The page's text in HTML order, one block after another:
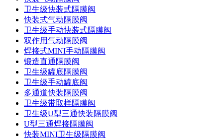
卫生级快装式隔膜阀
快装式气动隔膜阀
卫生级手动快装式隔膜阀
双作用气动隔膜阀
焊接式MINI手动隔膜阀
锻造直通隔膜阀
卫生级罐底隔膜阀
卫生级手动罐底阀
多通道快装隔膜阀
卫生级带取样隔膜阀
卫生级U型三通快装隔膜阀
U型三通焊接隔膜阀
快装MINI卫生级隔膜阀